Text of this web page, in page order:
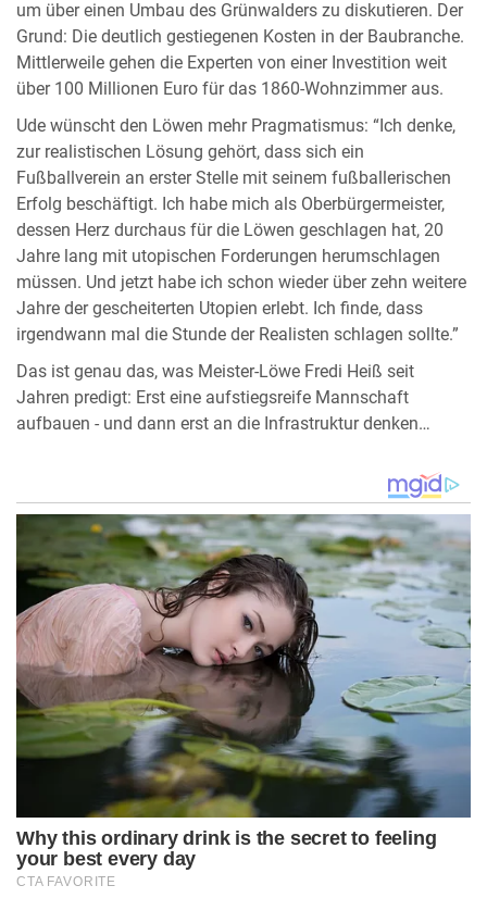
um über einen Umbau des Grünwalders zu diskutieren. Der
Grund: Die deutlich gestiegenen Kosten in der Baubranche.
Mittlerweile gehen die Experten von einer Investition weit
über 100 Millionen Euro für das 1860-Wohnzimmer aus.
Ude wünscht den Löwen mehr Pragmatismus: “Ich denke,
zur realistischen Lösung gehört, dass sich ein
Fußballverein an erster Stelle mit seinem fußballerischen
Erfolg beschäftigt. Ich habe mich als Oberbürgermeister,
dessen Herz durchaus für die Löwen geschlagen hat, 20
Jahre lang mit utopischen Forderungen herumschlagen
müssen. Und jetzt habe ich schon wieder über zehn weitere
Jahre der gescheiterten Utopien erlebt. Ich finde, dass
irgendwann mal die Stunde der Realisten schlagen sollte.”
Das ist genau das, was Meister-Löwe Fredi Heiß seit
Jahren predigt: Erst eine aufstiegsreife Mannschaft
aufbauen - und dann erst an die Infrastruktur denken…